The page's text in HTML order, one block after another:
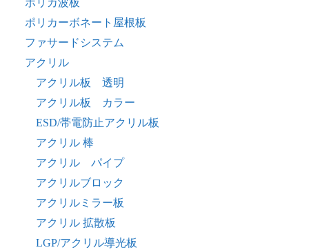
ポリカ波板
ポリカーボネート屋根板
ファサードシステム
アクリル
アクリル板 透明
アクリル板 カラー
ESD/帯電防止アクリル板
アクリル 棒
アクリル パイプ
アクリルブロック
アクリルミラー板
アクリル 拡散板
LGP/アクリル導光板